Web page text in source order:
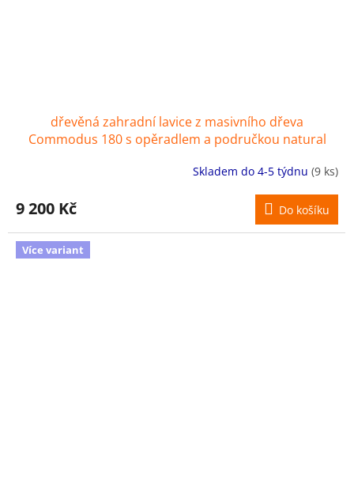
dřevěná zahradní lavice z masivního dřeva
Commodus 180 s opěradlem a područkou natural
Skladem do 4-5 týdnu (9 ks)
9 200 Kč Do košíku
Více variant